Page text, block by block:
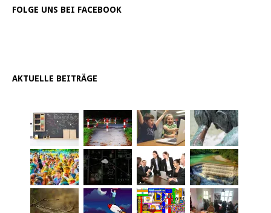
FOLGE UNS BEI FACEBOOK
AKTUELLE BEITRÄGE